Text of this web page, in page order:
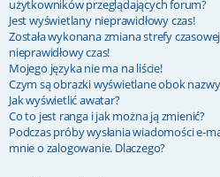
użytkowników przeglądających forum?
Jest wyświetlany nieprawidłowy czas!
Została wykonana zmiana strefy
nieprawidłowy czas!
Mojego języka nie ma na liście!
Czym są obrazki wyświetlane obok
Jak wyświetlić awatar?
Co to jest ranga i jak można ją zmienić?
Podczas próby wysłania wiadomości e-
mnie o zalogowanie. Dlaczego?